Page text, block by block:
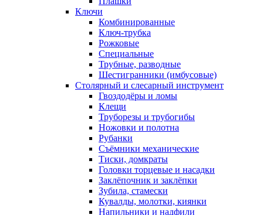
Ключи
Комбинированные
Ключ-трубка
Рожковые
Специальные
Трубные, разводные
Шестигранники (имбусовые)
Столярный и слесарный инструмент
Гвоздодёры и ломы
Клещи
Труборезы и трубогибы
Ножовки и полотна
Рубанки
Съёмники механические
Тиски, домкраты
Головки торцевые и насадки
Заклёпочник и заклёпки
Зубила, стамески
Кувалды, молотки, киянки
Напильники и надфили